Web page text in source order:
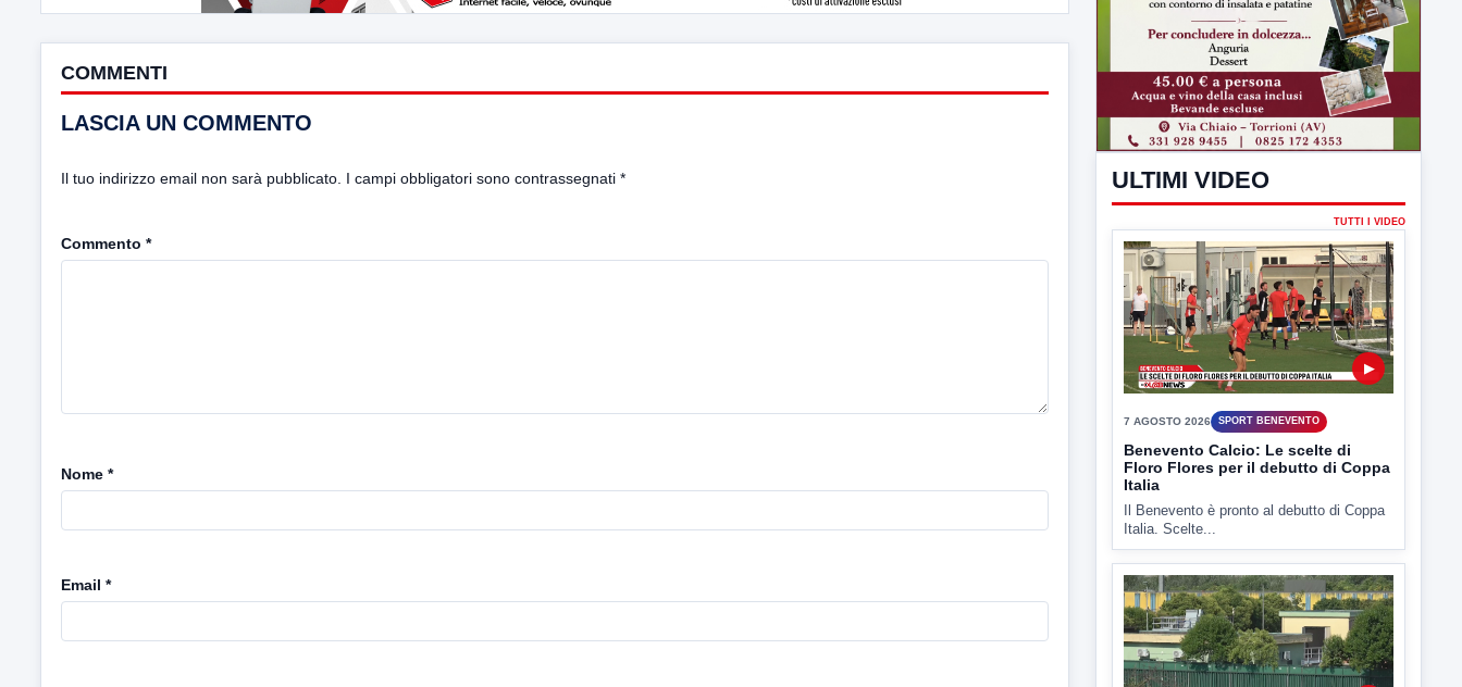
COMMENTI
LASCIA UN COMMENTO
Il tuo indirizzo email non sarà pubblicato. I campi obbligatori sono contrassegnati *
Commento *
Nome *
Email *
7 AGOSTO 2026 SPORT BENEVENTO
Benevento Calcio: Le scelte di
Floro Flores per il debutto di Coppa
Italia
Il Benevento è pronto al debutto di Coppa
Italia. Scelte...
▶
7 AGOSTO 2026 ATTUALITÀ
attraverso il Comune
Nessuna nuova moria di pesci e nessuna
criticità igienico-sanitaria nel...
▶